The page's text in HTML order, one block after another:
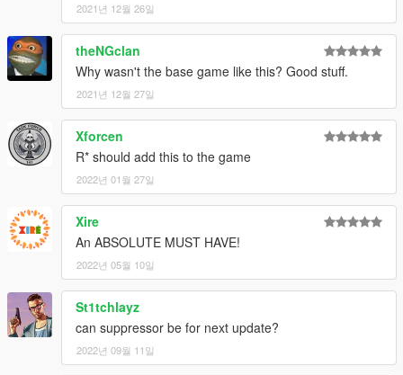
2021년 12월 26일
theNGclan
Why wasn't the base game like this? Good stuff.
2021년 12월 27일
Xforcen
R* should add this to the game
2022년 01월 27일
Xire
An ABSOLUTE MUST HAVE!
2022년 05월 10일
St1tchlayz
can suppressor be for next update?
2022년 09월 11일